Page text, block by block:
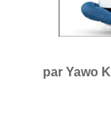
parYawo